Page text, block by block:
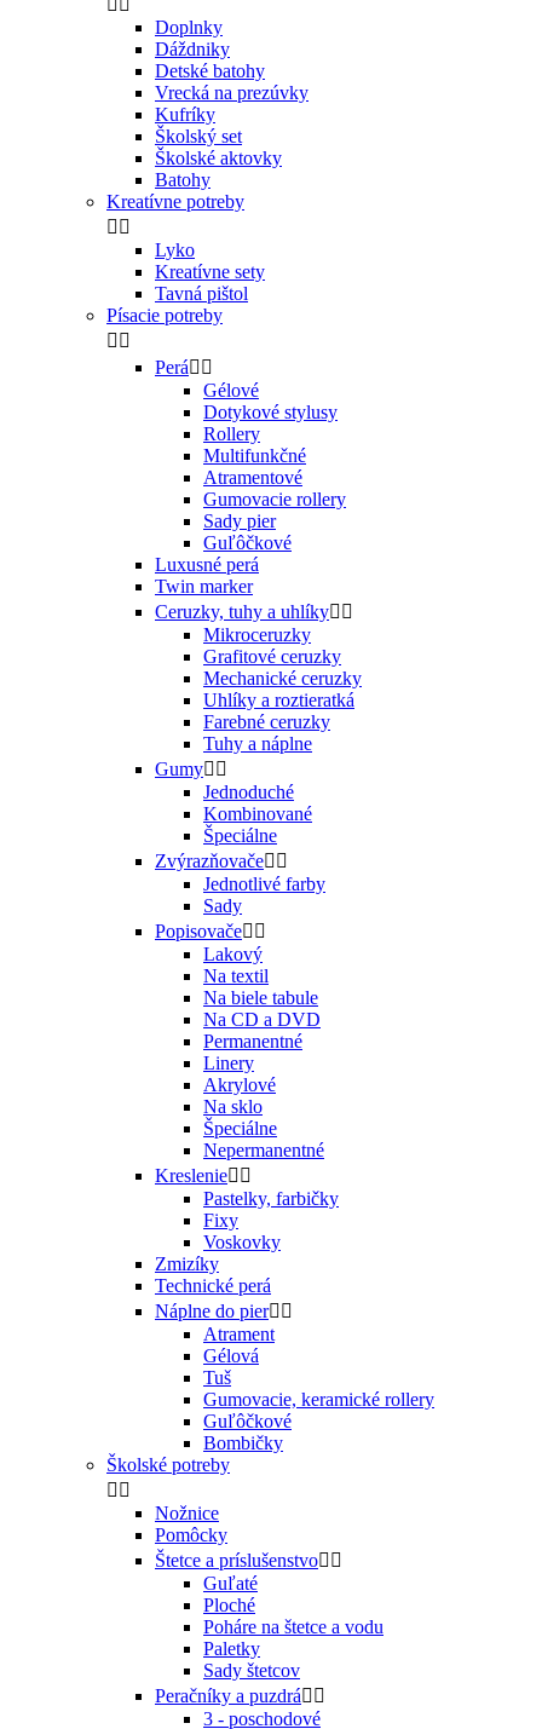
Doplnky
Dáždniky
Detské batohy
Vrecká na prezúvky
Kufríky
Školský set
Školské aktovky
Batohy
Kreatívne potreby
 
Lyko
Kreatívne sety
Tavná pištol
Písacie potreby
 
Perá 
Gélové
Dotykové stylusy
Rollery
Multifunkčné
Atramentové
Gumovacie rollery
Sady pier
Guľôčkové
Luxusné perá
Twin marker
Ceruzky, tuhy a uhlíky 
Mikroceruzky
Grafitové ceruzky
Mechanické ceruzky
Uhlíky a roztieratká
Farebné ceruzky
Tuhy a náplne
Gumy 
Jednoduché
Kombinované
Špeciálne
Zvýrazňovače 
Jednotlivé farby
Sady
Popisovače 
Lakový
Na textil
Na biele tabule
Na CD a DVD
Permanentné
Linery
Akrylové
Na sklo
Špeciálne
Nepermanentné
Kreslenie 
Pastelky, farbičky
Fixy
Voskovky
Zmizíky
Technické perá
Náplne do pier 
Atrament
Gélová
Tuš
Gumovacie, keramické rollery
Guľôčkové
Bombičky
Školské potreby
 
Nožnice
Pomôcky
Štetce a príslušenstvo 
Guľaté
Ploché
Poháre na štetce a vodu
Paletky
Sady štetcov
Peračníky a puzdrá 
3 - poschodové